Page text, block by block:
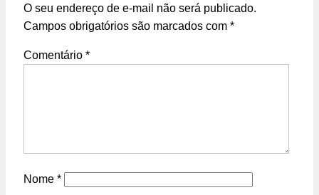
O seu endereço de e-mail não será publicado.
Campos obrigatórios são marcados com *
Comentário *
Nome *